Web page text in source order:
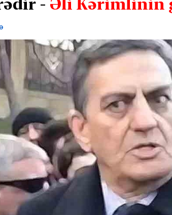
- Əli Kərimlinin
iki
Ağdərədə mina
hadisəsi baş verib